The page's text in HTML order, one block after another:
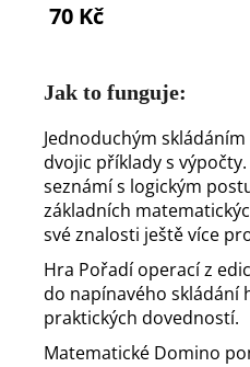
70 Kč
Jak to funguje:
Jednoduchým
dvojic příklady s
seznámí s logickým
základních
své znalosti ještě více
Hra Pořadí operací z
do napínavého skládání
praktických dovedností.
Matematické Domino